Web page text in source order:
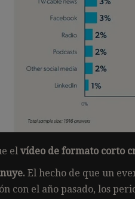
el vídeo de formato corto
El hecho de que un
con el año pasado, los